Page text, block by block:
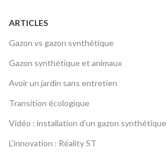
ARTICLES
Gazon vs gazon synthétique
Gazon synthétique et animaux
Avoir un jardin sans entretien
Transition écologique
Vidéo : installation d'un gazon synthétique
L'innovation : Réality ST